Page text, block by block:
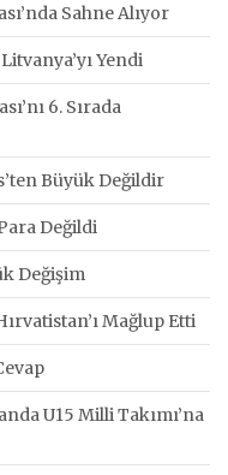
Sahne Alıyor
Yendi
6. Sırada
Büyük Değildir
Değildi
Değişim
Mağlup Etti
U15 Milli Takımı’na